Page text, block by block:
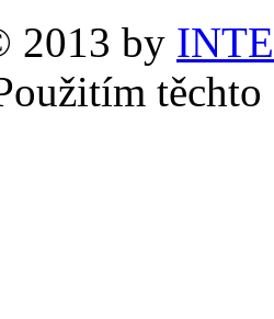
2013 by